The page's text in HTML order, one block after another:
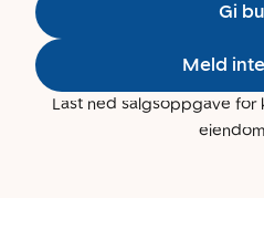
Gi
Meld
Last ned salgsoppgave for